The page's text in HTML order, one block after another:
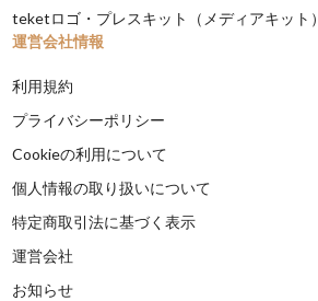
teketロゴ・プレスキット（メディアキット）
運営会社情報
利用規約
プライバシーポリシー
Cookieの利用について
個人情報の取り扱いについて
特定商取引法に基づく表示
運営会社
お知らせ